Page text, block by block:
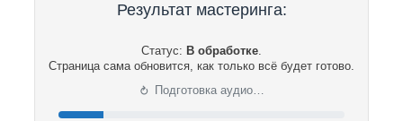
Результат мастеринга:
Статус: В обработке.
Страница сама обновится, как только всё будет готово.
⟳ Подготовка аудио…